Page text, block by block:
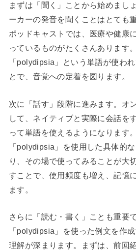
まずは「聞く」ことから始めまし
ーカーの発音を聞くことはとても
ポッドキャストでは、医療や健康
っているものがたくさんあります
「polydipsia」という単語が使わ
とで、音覚への定着を図ります。
次に「話す」段階に進みます。オ
して、ネイティブと実際に会話を
って単語を使えるようになります
「polydipsia」を使用した具体的
り、その場で使ってみることが大
すことで、使用頻度も増え、記憶
ます。
さらに「読む・書く」ことも重要
「polydipsia」を使った例文を作
理解が深まります。まずは、前回